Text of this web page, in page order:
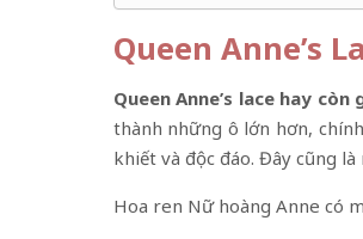
Queen Anne’s
Queen Anne’s lace hay
thành những ô lớn hơn,
khiết và độc đáo. Đây cũng
Hoa ren Nữ hoàng Anne có